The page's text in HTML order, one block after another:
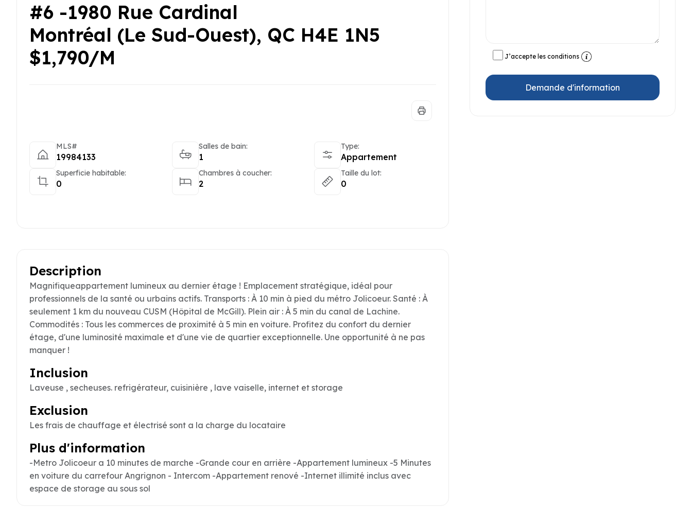
#6 -1980 Rue Cardinal
Montréal (Le Sud-Ouest), QC H4E 1N5
$1,790/M
MLS#
19984133
Salles de bain:
1
Type:
Appartement
Superficie habitable:
0
Chambres à coucher:
2
Taille du lot:
0
Description
Magnifiqueappartement lumineux au dernier étage ! Emplacement stratégique, idéal pour
professionnels de la santé ou urbains actifs. Transports : À 10 min à pied du métro Jolicoeur. Santé : À
seulement 1 km du nouveau CUSM (Hôpital de McGill). Plein air : À 5 min du canal de Lachine.
Commodités : Tous les commerces de proximité à 5 min en voiture. Profitez du confort du dernier
étage, d'une luminosité maximale et d'une vie de quartier exceptionnelle. Une opportunité à ne pas
manquer !
Inclusion
Laveuse , secheuses. refrigérateur, cuisinière , lave vaiselle, internet et storage
Exclusion
Les frais de chauffage et électrisé sont a la charge du locataire
Plus d'information
-Metro Jolicoeur a 10 minutes de marche -Grande cour en arrière -Appartement lumineux -5 Minutes
en voiture du carrefour Angrignon - Intercom -Appartement renové -Internet illimité inclus avec
espace de storage au sous sol
J’accepte les conditions
Demande d'information